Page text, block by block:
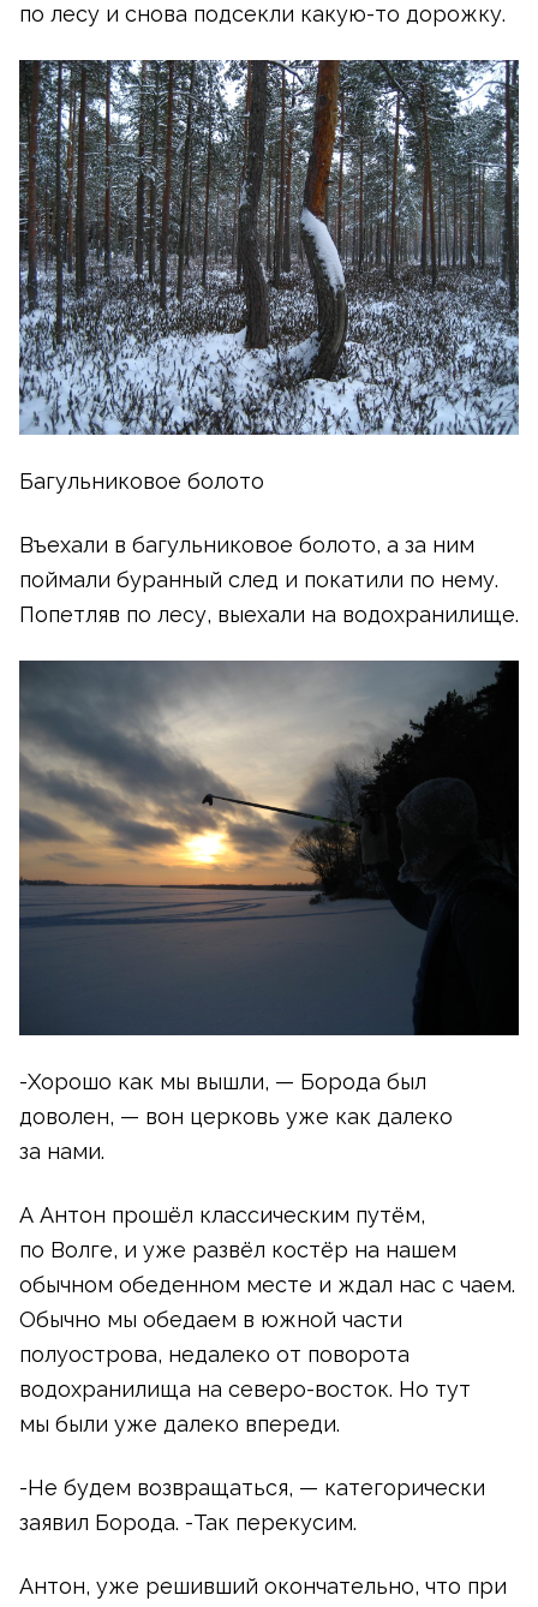
по лесу и снова подсекли какую-то дорожку.
Багульниковое болото
Въехали в багульниковое болото, а за ним
поймали буранный след и покатили по нему.
Попетляв по лесу, выехали на водохранилище.
-Хорошо как мы вышли, — Борода был
доволен, — вон церковь уже как далеко
за нами.
А Антон прошёл классическим путём,
по Волге, и уже развёл костёр на нашем
обычном обеденном месте и ждал нас с чаем.
Обычно мы обедаем в южной части
полуострова, недалеко от поворота
водохранилища на северо-восток. Но тут
мы были уже далеко впереди.
-Не будем возвращаться, — категорически
заявил Борода. -Так перекусим.
Антон, уже решивший окончательно, что при